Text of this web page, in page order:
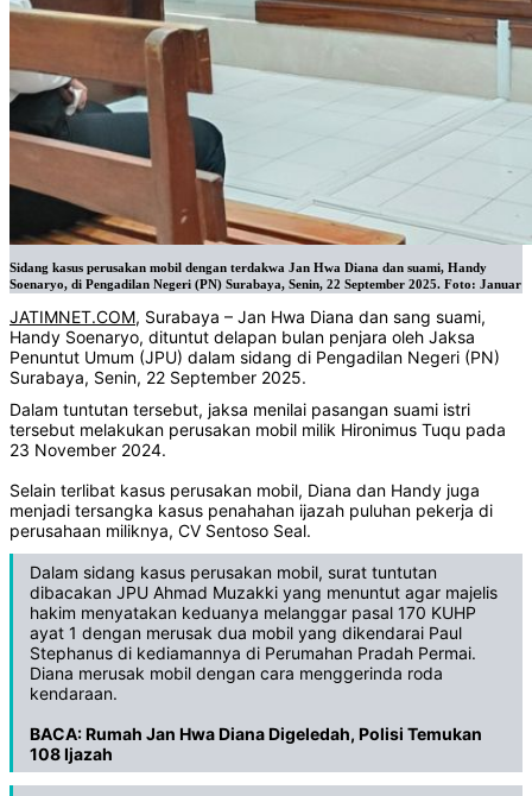
Sidang kasus perusakan mobil dengan terdakwa Jan Hwa Diana dan suami, Handy
Soenaryo, di Pengadilan Negeri (PN) Surabaya, Senin, 22 September 2025. Foto: Januar
JATIMNET.COM, Surabaya – Jan Hwa Diana dan sang suami,
Handy Soenaryo, dituntut delapan bulan penjara oleh Jaksa
Penuntut Umum (JPU) dalam sidang di Pengadilan Negeri (PN)
Surabaya, Senin, 22 September 2025.
Dalam tuntutan tersebut, jaksa menilai pasangan suami istri
tersebut melakukan perusakan mobil milik Hironimus Tuqu pada
23 November 2024.
Selain terlibat kasus perusakan mobil, Diana dan Handy juga
menjadi tersangka kasus penahahan ijazah puluhan pekerja di
perusahaan miliknya, CV Sentoso Seal.
Dalam sidang kasus perusakan mobil, surat tuntutan
dibacakan JPU Ahmad Muzakki yang menuntut agar majelis
hakim menyatakan keduanya melanggar pasal 170 KUHP
ayat 1 dengan merusak dua mobil yang dikendarai Paul
Stephanus di kediamannya di Perumahan Pradah Permai.
Diana merusak mobil dengan cara menggerinda roda
kendaraan.
BACA:Rumah Jan Hwa Diana Digeledah, Polisi Temukan
108 Ijazah